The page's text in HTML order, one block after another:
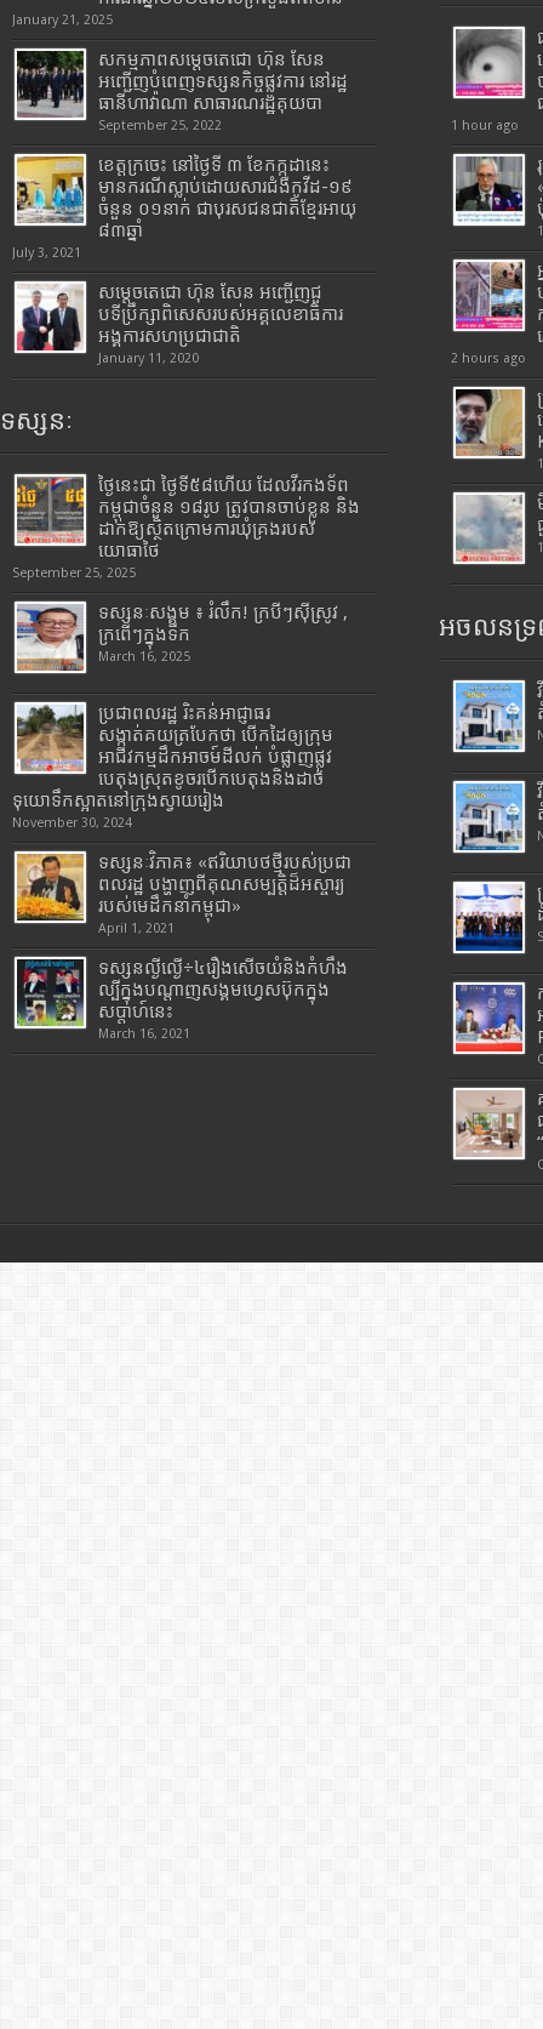
January 21, 2025
សកម្មភាពសម្តេចតេជោ ហ៊ុន សែន
អញ្ជើញបំពេញទស្សនកិច្ចផ្លូវការ នៅរដ្ឋ
ធានីហាវ៉ាណា សាធារណរដ្ឋគុយបា
September 25, 2022
ខេត្តក្រចេះ នៅថ្ងៃទី ៣ ខែកក្កដានេះ
មានករណីស្លាប់ដោយសារជំងឺកូវីដ-១៩
ចំនួន ០១នាក់ ជាបុរសជនជាតិខ្មែរអាយុ
៨៣ឆ្នាំ
July 3, 2021
សម្តេចតេជោ ហ៊ុន សែន អញ្ជើញជួ
បទីប្រឹក្សាពិសេសរបស់អគ្គលេខាធិការ
អង្គការសហប្រជាជាតិ
January 11, 2020
ទស្សនៈ
ថ្ងៃនេះជា ថ្ងៃទី៥៨ហើយ ដែលវីរកងទ័ព
កម្ពុជាចំនួន ១៨រូប ត្រូវបានចាប់ខ្លួន និង
ដាក់ឱ្យស្ថិតក្រោមការឃុំគ្រងរបស់
យោធាថៃ
September 25, 2025
ទស្សនៈសង្គម ៖ រំលឹក! ក្របីៗស៊ីស្រូវ ,
ក្រពើៗក្នុងទឹក
March 16, 2025
ប្រជាពលរដ្ឋ រិះគន់អាជ្ញាធរ
សង្កាត់គយត្របែកថា បើកដៃឲ្យក្រុម
អាជីវកម្មដឹកអាចម៍ដីលក់ បំផ្លាញផ្លូវ
បេតុងស្រុតខូចរបើកបេតុងនិងដាច់
ទុយោទឹកស្អាតនៅក្រុងស្វាយរៀង
November 30, 2024
ទស្សនៈវិភាគ៖ «ឥរិយាបថថ្មីរបស់ប្រជា
ពលរដ្ឋ បង្ហាញពីគុណសម្បត្តិដ៏អស្ចារ្យ
របស់មេដឹកនាំកម្ពុជា»
April 1, 2021
ទស្សនល្ងីល្ងើ÷៤រឿងសើចយំនិងកំហឹង
ល្បីក្នុងបណ្តាញសង្គមហ្វេសប៊ុកក្នុង
សប្តាហ៍នេះ
March 16, 2021
1 hour ago
2 hours ago
អចលនទ្រ